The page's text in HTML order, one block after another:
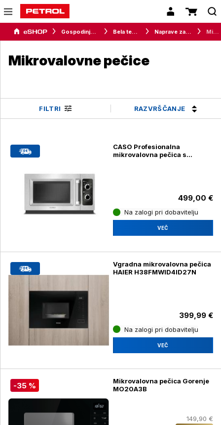
Gospodinjski aparati Bela tehnika Naprave za kuhanje
Mikrovalovne pečice
FILTRI RAZVRŠČANJE
CASO Profesionalna
mikrovalovna pečica s
499,00 €
Na zalogi pri dobavitelju
VEČ
Vgradna mikrovalovna pečica
HAIER H38FMWID4ID27N
399,99 €
Na zalogi pri dobavitelju
VEČ
-35 %
Mikrovalovna pečica Gorenje
MO20A3B
149,90 €